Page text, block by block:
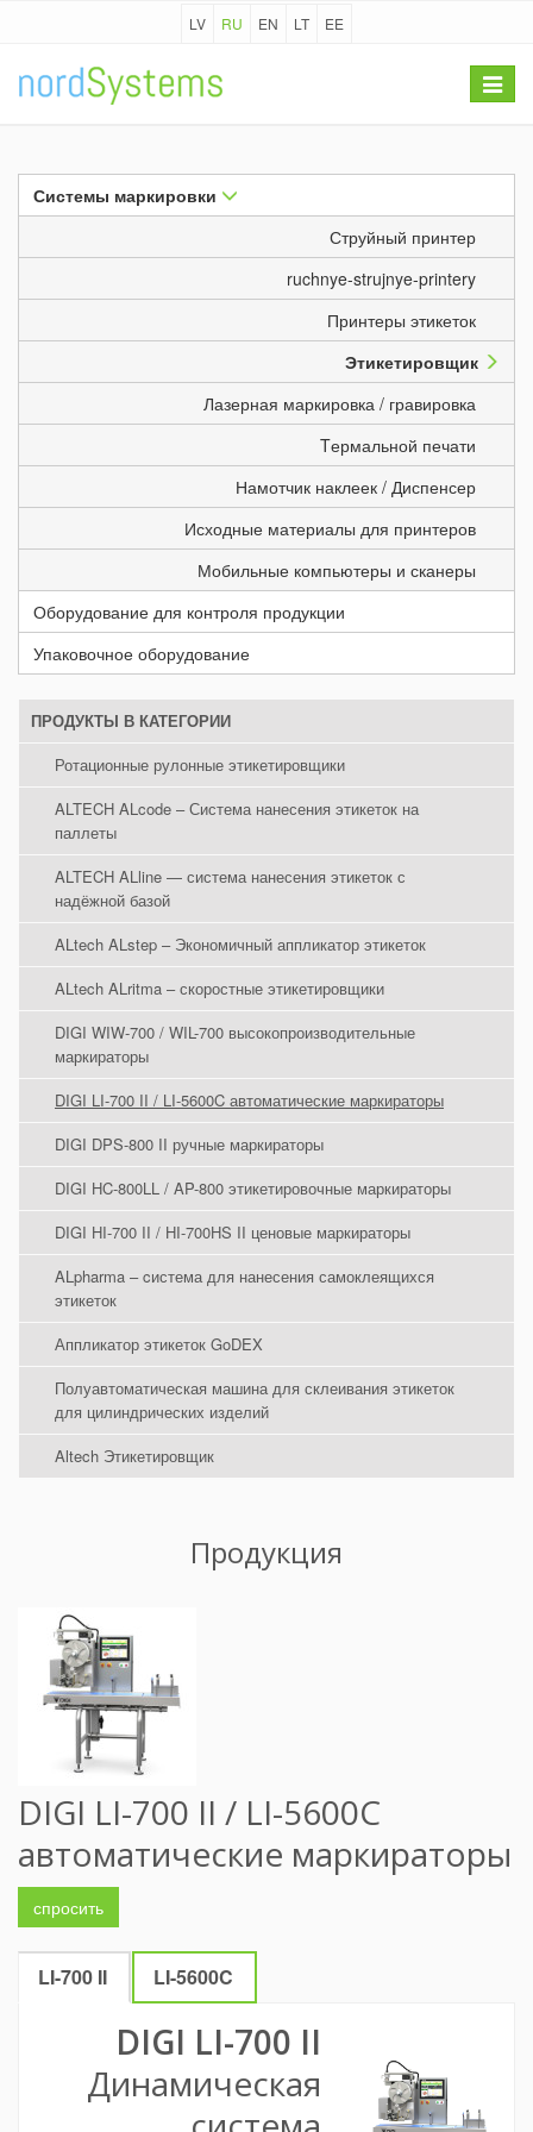
LV RU EN LT EE
Toggle
Системы маркировки
Струйный принтер
ruchnye-strujnye-printery
Принтеры этикеток
Этикетировщик
Лазерная маркировка / гравировка
Tермальной печати
Намотчик наклеек / Диспенсер
Исходные материалы для принтеров
Мобильные компьютеры и сканеры
Оборудование для контроля продукции
Упаковочное оборудование
ПРОДУКТЫ В КАТЕГОРИИ
Ротационные рулонные этикетировщики
ALTECH ALcode – Система нанесения этикеток на
паллеты
ALTECH ALline — система нанесения этикеток с
надёжной базой
ALtech ALstep – Экономичный аппликатор этикеток
ALtech ALritma – скоростные этикетировщики
DIGI WIW-700 / WIL-700 высокопроизводительные
маркираторы
DIGI LI-700 II / LI-5600C автоматические маркираторы
DIGI DPS-800 II ручные маркираторы
DIGI HC-800LL / AP-800 этикетировочные маркираторы
DIGI HI-700 II / HI-700HS II ценовые маркираторы
ALpharma – cистема для нанесения самоклеящихся
этикеток
Аппликатор этикеток GoDEX
Полуавтоматическая машина для склеивания этикеток
для цилиндрических изделий
Altech Этикетировщик
Продукция
DIGI LI-700 II / LI-5600C
автоматические маркираторы
спросить
LI-700 II LI-5600C
DIGI LI-700 II
Динамическая